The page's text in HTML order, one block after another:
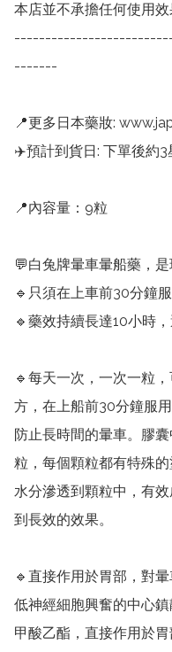
本店並不承擔任何使用效
-------
📍更多日本藥妝:
✈️預計到貨日: 下單後約3
📍內容量：9粒
💬白兔牌暈車暈船藥，
🔹️只須在上車前30分鐘
🔹️藥效持續長達10小時
🔹每天一次，一次一粒
方，在上船前30分鐘服
防止長時間的暈車。膠
粒，每個顆粒都有特殊
水分滲透到顆粒中，有
到長效的效果。
🔹直接作用於胃部，對
低神經細胞興奮的中心
甲酸乙酯，直接作用於